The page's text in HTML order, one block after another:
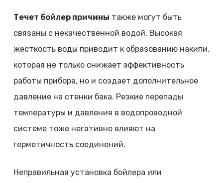
Течет бойлер причины также могут быть
связаны с некачественной водой. Высокая
жесткость воды приводит к образованию накипи,
которая не только снижает эффективность
работы прибора, но и создает дополнительное
давление на стенки бака. Резкие перепады
температуры и давления в водопроводной
системе тоже негативно влияют на
герметичность соединений.
Неправильная установка бойлера или